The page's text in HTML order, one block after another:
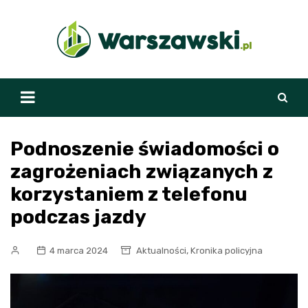
Podnoszenie świadomości o
zagrożeniach związanych z
korzystaniem z telefonu
podczas jazdy
4 marca 2024 Aktualności, Kronika policyjna